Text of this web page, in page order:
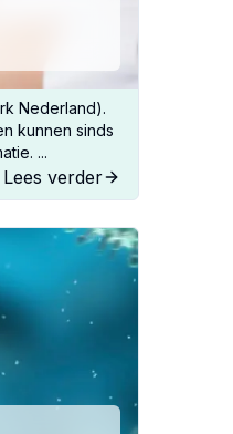
Nederland).
kunnen sinds
...
Lees verder